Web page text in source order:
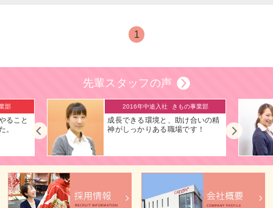
1
先輩スタッフの声
部
ること
。
2016年中途入社 きもの事業部
成長できる環境と、助け合いの精
神がしっかりある職場です！